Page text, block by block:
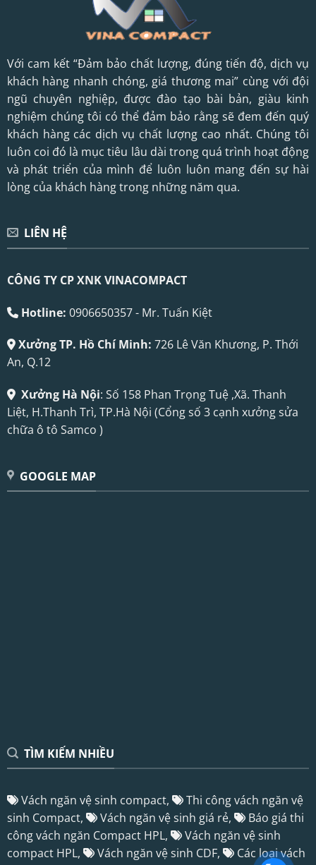
Với cam kết “Đảm bảo chất lượng, đúng tiến độ, dịch vụ
khách hàng nhanh chóng, giá thương mai” cùng với đội
ngũ chuyên nghiệp, được đào tạo bài bản, giàu kinh
nghiệm chúng tôi có thể đảm bảo rằng sẽ đem đến quý
khách hàng các dịch vụ chất lượng cao nhất. Chúng tôi
luôn coi đó là mục tiêu lâu dài trong quá trình hoạt động
và phát triển của mình để luôn luôn mang đến sự hài
lòng của khách hàng trong những năm qua.
LIÊN HỆ
CÔNG TY CP XNK VINACOMPACT
Hotline: 0906650357 - Mr. Tuấn Kiệt
Xưởng TP. Hồ Chí Minh: 726 Lê Văn Khương, P. Thới
An, Q.12
Xưởng Hà Nội: Số 158 Phan Trọng Tuệ ,Xã. Thanh
Liệt, H.Thanh Trì, TP.Hà Nội (Cổng số 3 cạnh xưởng sửa
chữa ô tô Samco )
GOOGLE MAP
TÌM KIẾM NHIỀU
Vách ngăn vệ sinh compact,
Thi công vách ngăn vệ
sinh Compact,
Vách ngăn vệ sinh giá rẻ,
Báo giá thi
công vách ngăn Compact HPL,
Vách ngăn vệ sinh
compact HPL,
Vách ngăn vệ sinh CDF,
Các loại vách